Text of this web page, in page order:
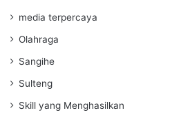
media terpercaya
Olahraga
Sangihe
Sulteng
Skill yang Menghasilkan